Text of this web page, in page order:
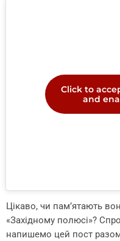
Click to
and
Цікаво, чи пам’ятають
«Західному полюсі»?
напишемо цей пост